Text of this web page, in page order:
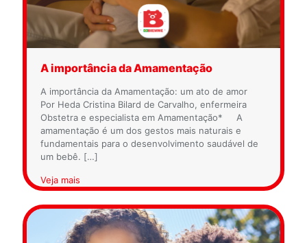
A importância da Amamentação
A importância da Amamentação: um ato de amor
Por Heda Cristina Bilard de Carvalho, enfermeira
Obstetra e especialista em Amamentação* A
amamentação é um dos gestos mais naturais e
fundamentais para o desenvolvimento saudável de
um bebê. […]
Veja mais